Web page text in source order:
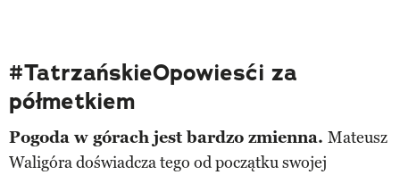
#TatrzańskieOpowiesći za
półmetkiem
Pogoda w górach jest bardzo zmienna. Mateusz
Waligóra doświadcza tego od początku swojej